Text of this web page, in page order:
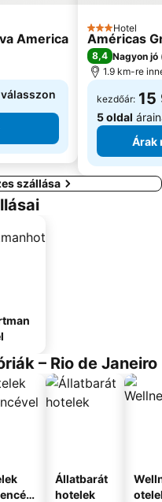
America 3 Kategória
Hotel
Américas
8,4 Nagyon jó
1.9 km-re
kezdőár: 15
5 oldal
Árak
szállása
– Rio de Janeiro
Állatbarát
hotelek